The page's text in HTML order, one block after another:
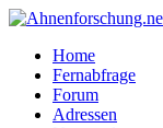
Home
Fernabfrage
Forum
Adressen